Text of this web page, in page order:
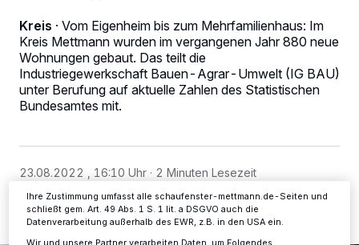
Kreis · Vom Eigenheim bis zum Mehrfamilienhaus: Im
Kreis Mettmann wurden im vergangenen Jahr 880 neue
Wohnungen gebaut. Das teilt die
Industriegewerkschaft Bauen-Agrar-Umwelt (IG BAU)
unter Berufung auf aktuelle Zahlen des Statistischen
Bundesamtes mit.
23.08.2022 , 16:10 Uhr 2 Minuten Lesezeit
Wir und unsere 218
-Partner speichern und greifen auf
personenbezogene Daten wie Browserdaten oder eindeutige
Kennungen auf Ihrem Gerät zu. Durch Auswahl von OK aktivieren Sie
Tracking-Technologien für die unter „Wir und unsere Partner
verarbeiten Daten, um Ihnen Dienste bereitzustellen“ aufgeführten
Zwecke. Wenn Tracker deaktiviert sind, sind manche Inhalte und
Anzeigen möglicherweise nicht mehr so relevant für Sie. Sie können
Informationen finden Sie in unserer Datenschutzerklärung.
Ihre Zustimmung umfasst alle schaufenster-mettmann.de-Seiten und
schließt gem. Art. 49 Abs. 1 S. 1 lit. a DSGVO auch die
Datenverarbeitung außerhalb des EWR, z.B. in den USA ein.